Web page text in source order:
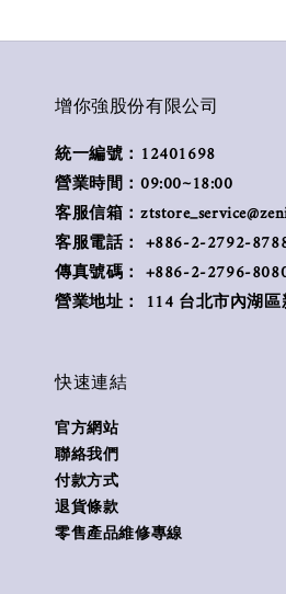
增你強股份有限公司
統一編號：12401698
營業時間：09:00~18:00
客服信箱：
客服電話： +886-2-2792-
傳真號碼： +886-2-2796-
營業地址： 114 台北市內湖
快速連結
官方網站
聯絡我們
付款方式
退貨條款
零售產品維修專線